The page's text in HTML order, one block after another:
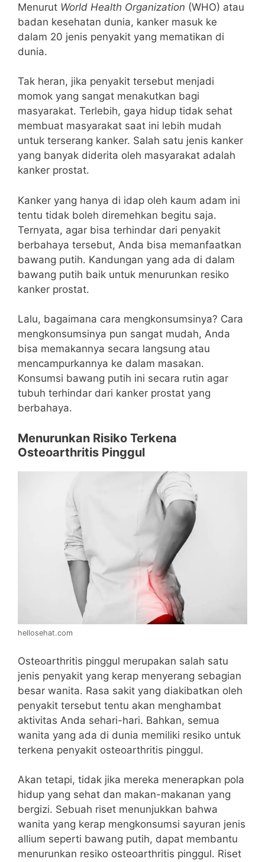
Menurut World Health Organization (WHO) atau
badan kesehatan dunia, kanker masuk ke
dalam 20 jenis penyakit yang mematikan di
dunia.
Tak heran, jika penyakit tersebut menjadi
momok yang sangat menakutkan bagi
masyarakat. Terlebih, gaya hidup tidak sehat
membuat masyarakat saat ini lebih mudah
untuk terserang kanker. Salah satu jenis kanker
yang banyak diderita oleh masyarakat adalah
kanker prostat.
Kanker yang hanya di idap oleh kaum adam ini
tentu tidak boleh diremehkan begitu saja.
Ternyata, agar bisa terhindar dari penyakit
berbahaya tersebut, Anda bisa memanfaatkan
bawang putih. Kandungan yang ada di dalam
bawang putih baik untuk menurunkan resiko
kanker prostat.
Lalu, bagaimana cara mengkonsumsinya? Cara
mengkonsumsinya pun sangat mudah, Anda
bisa memakannya secara langsung atau
mencampurkannya ke dalam masakan.
Konsumsi bawang putih ini secara rutin agar
tubuh terhindar dari kanker prostat yang
berbahaya.
Menurunkan Risiko Terkena
Osteoarthritis Pinggul
hellosehat.com
Osteoarthritis pinggul merupakan salah satu
jenis penyakit yang kerap menyerang sebagian
besar wanita. Rasa sakit yang diakibatkan oleh
penyakit tersebut tentu akan menghambat
aktivitas Anda sehari-hari. Bahkan, semua
wanita yang ada di dunia memiliki resiko untuk
terkena penyakit osteoarthritis pinggul.
Akan tetapi, tidak jika mereka menerapkan pola
hidup yang sehat dan makan-makanan yang
bergizi. Sebuah riset menunjukkan bahwa
wanita yang kerap mengkonsumsi sayuran jenis
allium seperti bawang putih, dapat membantu
menurunkan resiko osteoarthritis pinggul. Riset